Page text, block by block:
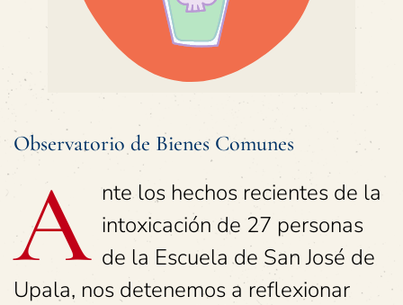
Observatorio de Bienes Comunes
A nte los hechos recientes de la
intoxicación de 27 personas
de la Escuela de San José de
Upala, nos detenemos a reflexionar